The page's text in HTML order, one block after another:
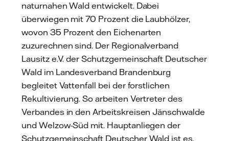
naturnahen Wald entwickelt. Dabei
überwiegen mit 70 Prozent die Laubhölzer,
wovon 35 Prozent den Eichenarten
zuzurechnen sind. Der Regionalverband
Lausitz e.V. der Schutzgemeinschaft Deutscher
Wald im Landesverband Brandenburg
begleitet Vattenfall bei der forstlichen
Rekultivierung. So arbeiten Vertreter des
Verbandes in den Arbeitskreisen Jänschwalde
und Welzow-Süd mit. Hauptanliegen der
Schutzgemeinschaft Deutscher Wald ist es,